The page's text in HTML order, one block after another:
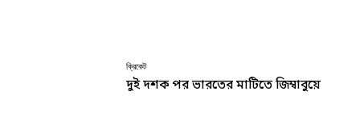
ক্রিকেট
দুই দশক পর ভারতের মাটিতে জিম্বাবুয়ে